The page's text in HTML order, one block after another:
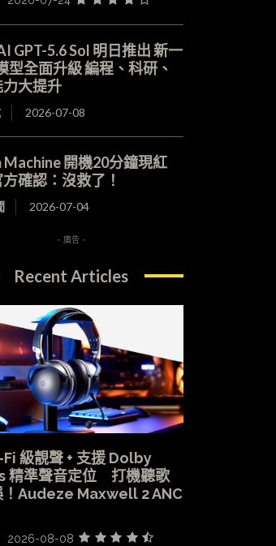
GPT-5.6 Sol 明日推出 新一
型全面升級 編程、科研、
大提升
2026-07-08
Machine 開機20分鐘現紅
確認：沒救了！
2026-07-04
- 廣告 -
Recent Articles
級靚聲 + 支援 Dolby
精準聲音定位 打機聽歌
！Audeze Maxwell 2 ANC
2026-08-08